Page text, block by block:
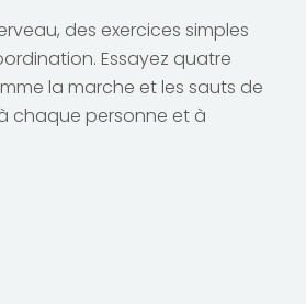
des exercices simples
Essayez quatre
la marche et les sauts de
chaque personne et à